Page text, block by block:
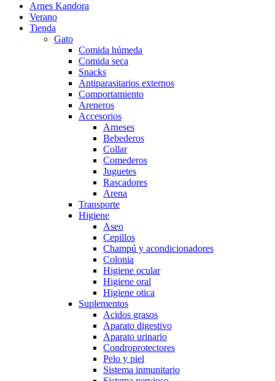
Arnes Kandora
Verano
Tienda
Gato
Comida húmeda
Comida seca
Snacks
Antiparasitarios externos
Comportamiento
Areneros
Accesorios
Arneses
Bebederos
Collar
Comederos
Juguetes
Rascadores
Arena
Transporte
Higiene
Aseo
Cepillos
Champú y acondicionadores
Colonia
Higiene ocular
Higiene oral
Higiene otica
Suplementos
Acidos grasos
Aparato digestivo
Aparato urinario
Condroprotectores
Pelo y piel
Sistema inmunitario